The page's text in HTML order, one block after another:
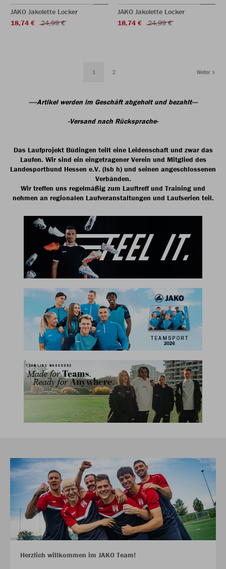
JAKO Jakolette Locker
18,74 €
24,99 €
JAKO Jakolette Locker
18,74 €
24,99 €
1 2 Weiter
----Artikel werden im Geschäft abgeholt und bezahlt---
-Versand nach Rücksprache-
Das Laufprojekt Büdingen teilt eine Leidenschaft und zwar das
Laufen. Wir sind ein eingetragener Verein und Mitglied des
Landesportbund Hessen e.V. (lsb h) und seinen angeschlossenen
Verbänden.
Wir treffen uns regelmäßig zum Lauftreff und Training und
nehmen an regionalen Laufveranstaltungen und Laufserien teil.
Herzlich willkommen im JAKO Team!